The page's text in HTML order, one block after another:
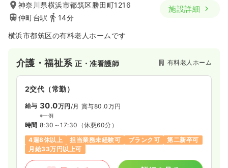
神奈川県横浜市都筑区勝田町1216
仲町台駅
14分
施設詳細
横浜市都筑区の有料老人ホームです
介護・福祉系正・准看護師 有料老人ホーム
2交代（常勤）
給与 30.0万円 /月 賞与80.0万円
※一例
時間 8:30～17:30 （休憩60分）
4週8休以上
担当業務未経験可 ブランク可
第二新卒可
月給33万円以上可